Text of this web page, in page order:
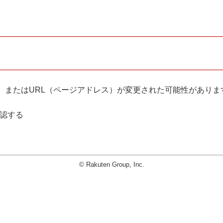
たはURL（ページアドレス）が変更された可能性がありま
する
© Rakuten Group, Inc.